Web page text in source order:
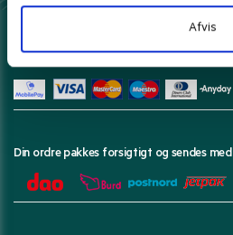
Afvis
Her kan du betale med
Din ordre pakkes forsigtigt og sendes med